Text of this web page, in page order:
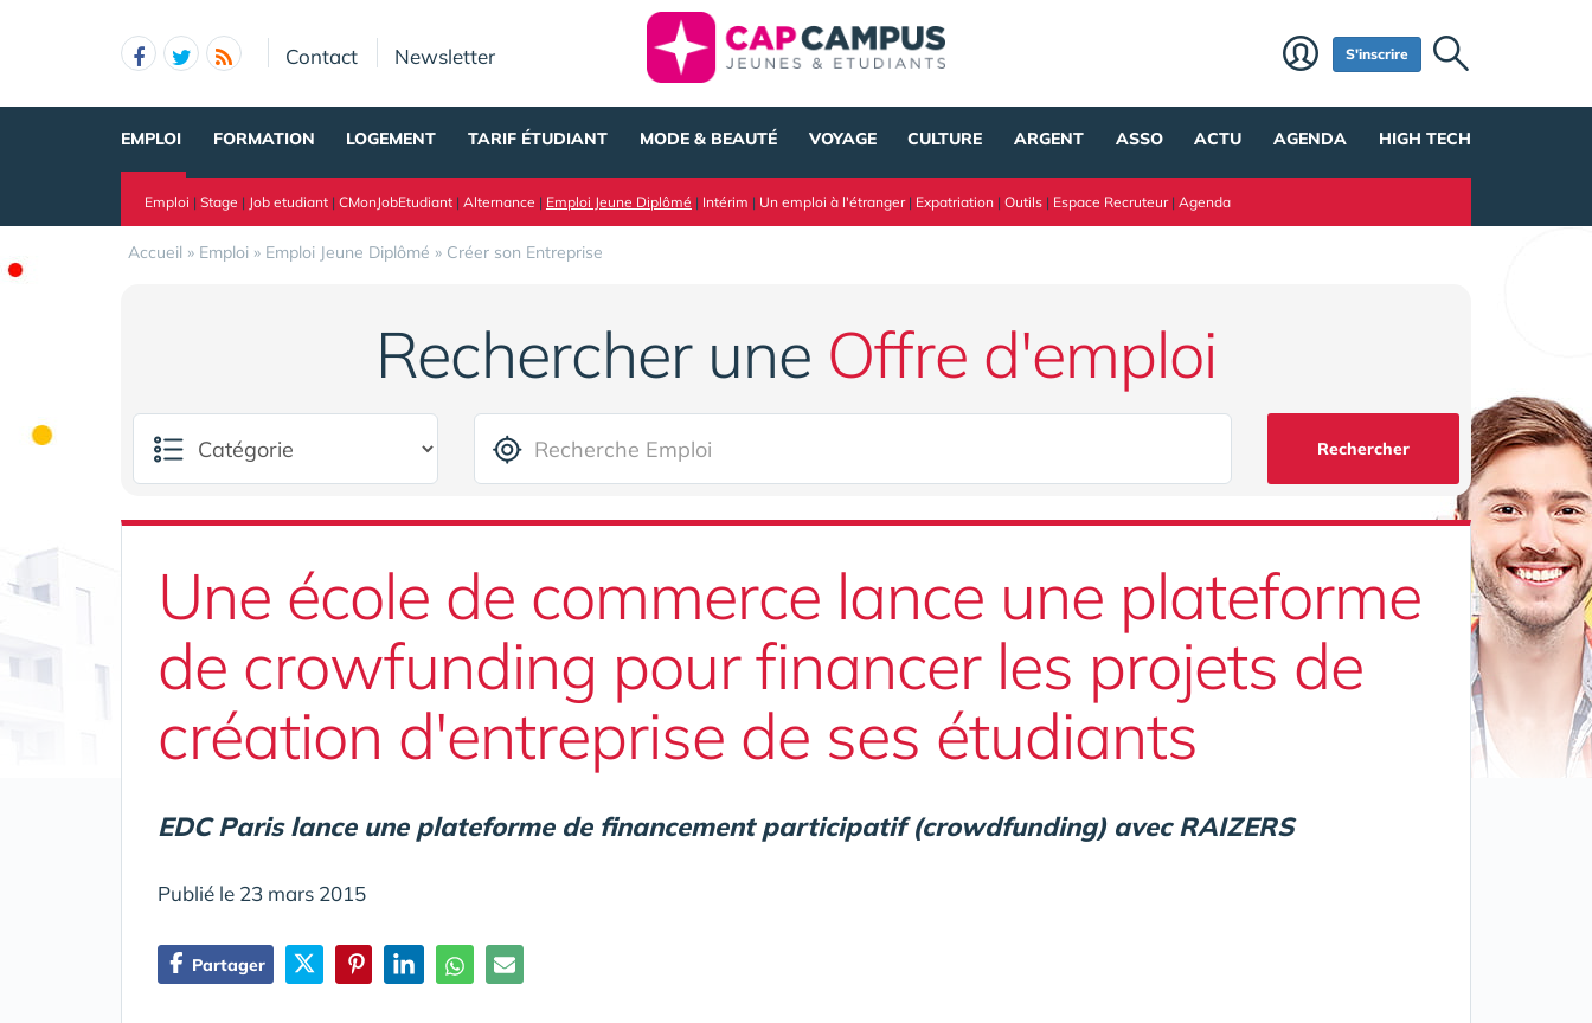
Contact Newsletter S'inscrire
EMPLOI FORMATION LOGEMENT TARIF ÉTUDIANT MODE & BEAUTÉ VOYAGE CULTURE ARGENT ASSO ACTU AGENDA HIGH TECH
Emploi | Stage | Job etudiant | CMonJobEtudiant | Alternance | Emploi Jeune Diplômé | Intérim | Un emploi à l'étranger| Expatriation | Outils | Espace Recruteur| Agenda
Accueil » Emploi » Emploi Jeune Diplômé » Créer son Entreprise
Rechercher une Offre d'emploi
Rechercher
Une école de commerce lance une plateforme
de crowfunding pour financer les projets de
création d'entreprise de ses étudiants
EDC Paris lance une plateforme de financement participatif (crowdfunding) avec RAIZERS
Publié le 23 mars 2015
Partager